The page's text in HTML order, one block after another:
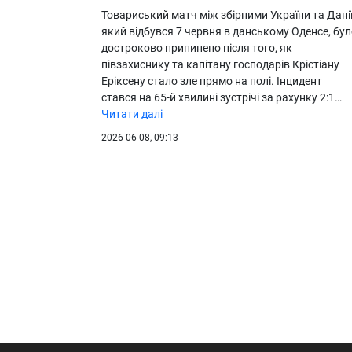
Товариський матч між збірними України та
який відбувся 7 червня в данському Оденсе,
достроково припинено після того, як
півзахиснику та капітану господарів Крістіану
Еріксену стало зле прямо на полі. Інцидент
стався на 65-й хвилині зустрічі за рахунку 2:1…
Читати далі
2026-06-08, 09:13